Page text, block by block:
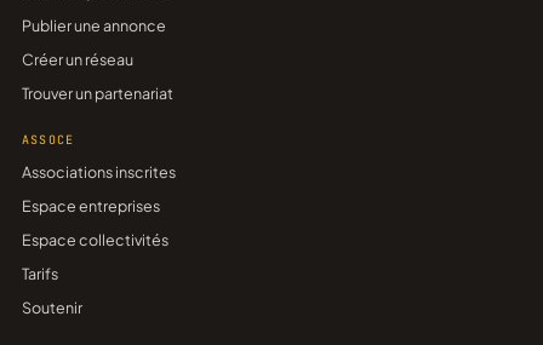
Publier une annonce
Créer un réseau
Trouver un partenariat
ASSOCE
Associations inscrites
Espace entreprises
Espace collectivités
Tarifs
Soutenir